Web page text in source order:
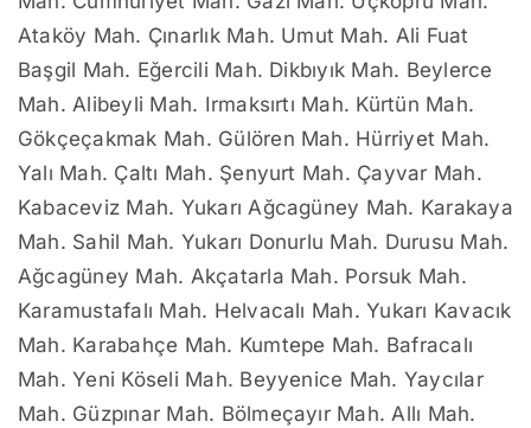
Ataköy Mah. Çınarlık Mah. Umut Mah. Ali Fuat
Başgil Mah. Eğercili Mah. Dikbıyık Mah. Beylerce
Mah. Alibeyli Mah. Irmaksırtı Mah. Kürtün Mah.
Gökçeçakmak Mah. Gülören Mah. Hürriyet Mah.
Yalı Mah. Çaltı Mah. Şenyurt Mah. Çayvar Mah.
Kabaceviz Mah. Yukarı Ağcagüney Mah. Karakaya
Mah. Sahil Mah. Yukarı Donurlu Mah. Durusu Mah.
Ağcagüney Mah. Akçatarla Mah. Porsuk Mah.
Karamustafalı Mah. Helvacalı Mah. Yukarı Kavacık
Mah. Karabahçe Mah. Kumtepe Mah. Bafracalı
Mah. Yeni Köseli Mah. Beyyenice Mah. Yaycılar
Mah. Güzpınar Mah. Bölmeçayır Mah. Allı Mah.